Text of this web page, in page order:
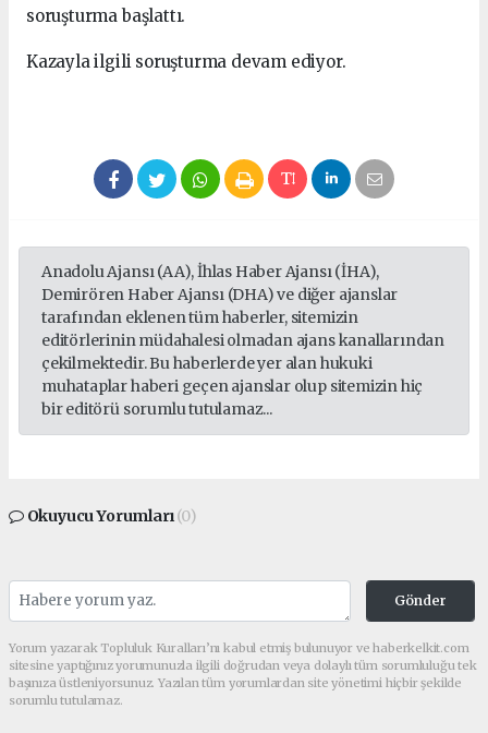
soruşturma başlattı.
Kazayla ilgili soruşturma devam ediyor.
Anadolu Ajansı (AA), İhlas Haber Ajansı (İHA),
Demirören Haber Ajansı (DHA) ve diğer ajanslar
tarafından eklenen tüm haberler, sitemizin
editörlerinin müdahalesi olmadan ajans kanallarından
çekilmektedir. Bu haberlerde yer alan hukuki
muhataplar haberi geçen ajanslar olup sitemizin hiç
bir editörü sorumlu tutulamaz...
Okuyucu Yorumları(0)
Gönder
Yorum yazarak Topluluk Kuralları’nı kabul etmiş bulunuyor ve haberkelkit.com
sitesine yaptığınız yorumunuzla ilgili doğrudan veya dolaylı tüm sorumluluğu tek
başınıza üstleniyorsunuz. Yazılan tüm yorumlardan site yönetimi hiçbir şekilde
sorumlu tutulamaz.